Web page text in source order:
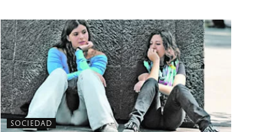
SOCIEDAD